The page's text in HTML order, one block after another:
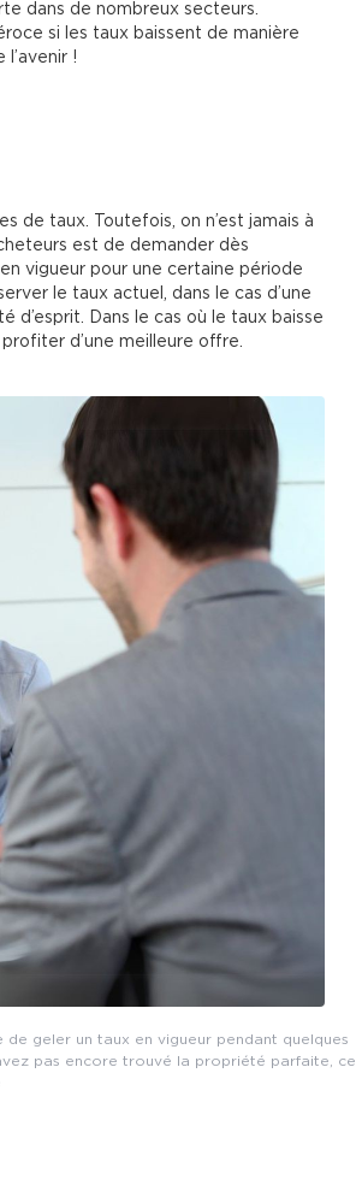
dans de nombreux secteurs.
si les taux baissent de manière
!
de taux. Toutefois, on n’est jamais à
est de demander dès
vigueur pour une certaine période
le taux actuel, dans le cas d’une
d’esprit. Dans le cas où le taux baisse
d’une meilleure offre.
geler un taux en vigueur pendant quelques
pas encore trouvé la propriété parfaite, ce